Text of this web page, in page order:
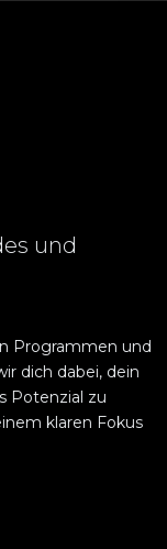
und
Programmen und
dich dabei, dein
Potenzial zu
klaren Fokus